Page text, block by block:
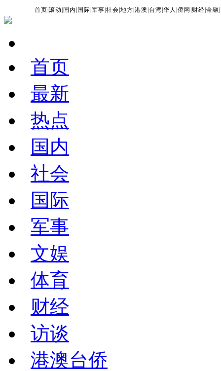
首页 |滚动 国内 国际 |军事 |社会 |地方 |港澳 台湾 |华人 |侨网 财经 |金融 |
首页
最新
热点
国内
社会
国际
军事
文娱
体育
财经
访谈
港澳台侨